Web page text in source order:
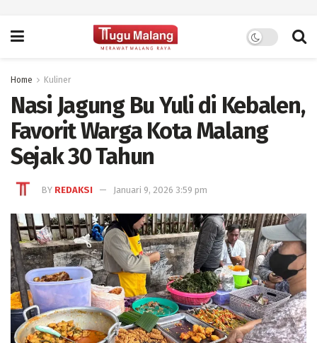
Home Kuliner
Nasi Jagung Bu Yuli di Kebalen,
Favorit Warga Kota Malang
Sejak 30 Tahun
BY REDAKSI Januari 9, 2026 3:59 pm